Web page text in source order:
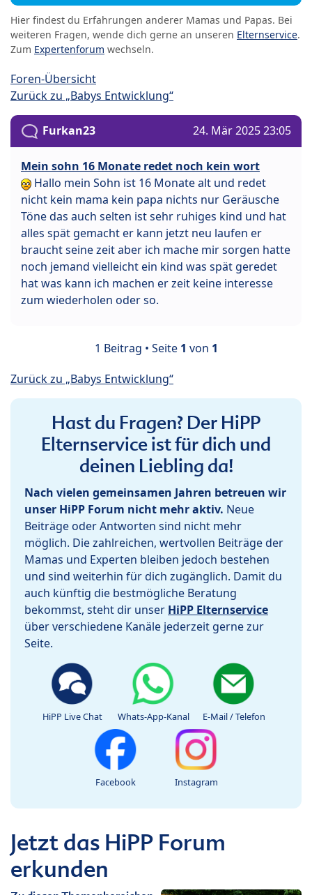
Hier findest du Erfahrungen anderer Mamas und Papas. Bei
weiteren Fragen, wende dich gerne an unseren Elternservice.
Zum Expertenforum wechseln.
Foren-Übersicht
Zurück zu „Babys Entwicklung“
Furkan23 24. Mär 2025 23:05
Mein sohn 16 Monate redet noch kein wort
Hallo mein Sohn ist 16 Monate alt und redet
nicht kein mama kein papa nichts nur Geräusche
Töne das auch selten ist sehr ruhiges kind und hat
alles spät gemacht er kann jetzt neu laufen er
braucht seine zeit aber ich mache mir sorgen hatte
noch jemand vielleicht ein kind was spät geredet
hat was kann ich machen er zeit keine interesse
zum wiederholen oder so.
1 Beitrag • Seite 1 von 1
Zurück zu „Babys Entwicklung“
Hast du Fragen? Der HiPP
Elternservice ist für dich und
deinen Liebling da!
Nach vielen gemeinsamen Jahren betreuen wir
unser HiPP Forum nicht mehr aktiv. Neue
Beiträge oder Antworten sind nicht mehr
möglich. Die zahlreichen, wertvollen Beiträge der
Mamas und Experten bleiben jedoch bestehen
und sind weiterhin für dich zugänglich. Damit du
auch künftig die bestmögliche Beratung
bekommst, steht dir unser HiPP Elternservice
über verschiedene Kanäle jederzeit gerne zur
Seite.
HiPP Live Chat Whats-App-Kanal E-Mail / Telefon
Facebook Instagram
Jetzt das HiPP Forum
erkunden